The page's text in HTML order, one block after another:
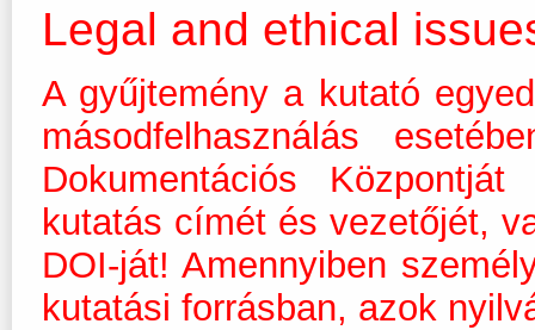
Legal and ethical
A gyűjtemény a kutató
másodfelhasználás
Dokumentációs
kutatás címét és vezetőjét,
DOI-ját! Amennyiben
kutatási forrásban, azok